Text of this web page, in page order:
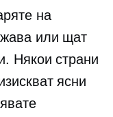
на
или щат
Някои страни
ясни